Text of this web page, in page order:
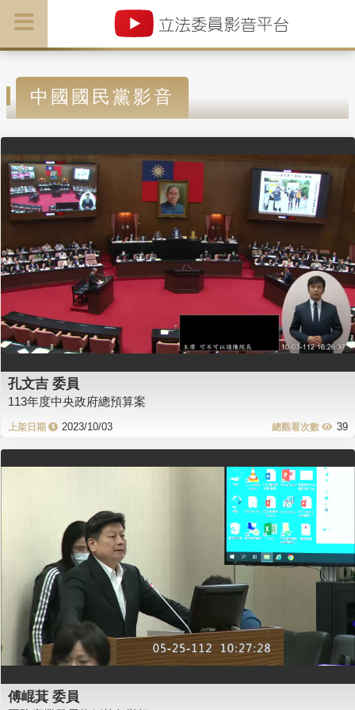
中國國民黨影音
孔文吉 委員
113年度中央政府總預算案
2023/10/03 39
傅崐萁 委員